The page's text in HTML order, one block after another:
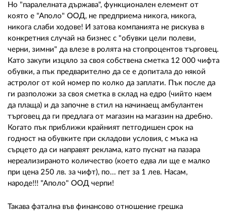
Но "паралелната държава", функционален елемент от
която е "Аполо" ООД, не предприема никога, никога,
никога слаби ходове! И затова компанията не рискува в
конкретния случай на бизнес с "обувки цели полеви,
черни, зимни" да влезе в ролята на стопроцентов търговец.
Като закупи изцяло за своя собствена сметка 12 000 чифта
обувки, а пък предварително да се е допитала до някой
астролог от кой номер по колко да заплати. Пък после да
ги разположи за своя сметка в склад на едро (чийто наем
да плаща) и да започне в стил на начинаещ амбулантен
търговец да ги предлага от магазин на магазин на дребно.
Когато пък приближи крайният петгодишен срок на
годност на обувките при складови условия, с мъка на
сърцето да си направят реклама, като пуснат на пазара
нереализираното количество (което едва ли ще е малко
при цена 250 лв. за чифт), по... пет за 1 лев. Насам,
народе!!! "Аполо" ООД черпи!
Такава фатална във финансово отношение грешка